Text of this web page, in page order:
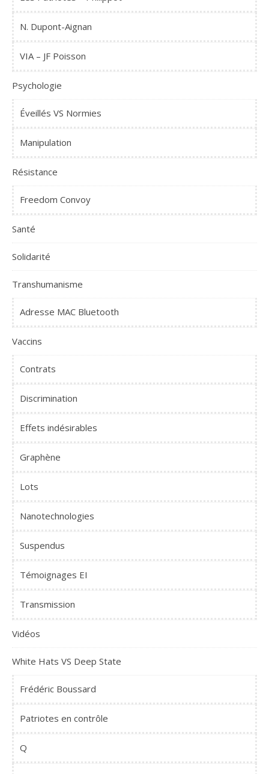
N. Dupont-Aignan
VIA – JF Poisson
Psychologie
Éveillés VS Normies
Manipulation
Résistance
Freedom Convoy
Santé
Solidarité
Transhumanisme
Adresse MAC Bluetooth
Vaccins
Contrats
Discrimination
Effets indésirables
Graphène
Lots
Nanotechnologies
Suspendus
Témoignages EI
Transmission
Vidéos
White Hats VS Deep State
Frédéric Boussard
Patriotes en contrôle
Q